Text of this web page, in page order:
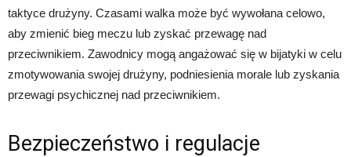
taktyce drużyny. Czasami walka może być wywołana celowo,
aby zmienić bieg meczu lub zyskać przewagę nad
przeciwnikiem. Zawodnicy mogą angażować się w bijatyki w celu
zmotywowania swojej drużyny, podniesienia morale lub zyskania
przewagi psychicznej nad przeciwnikiem.
Bezpieczeństwo i regulacje